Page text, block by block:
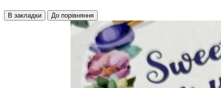
В закладки До порівняння